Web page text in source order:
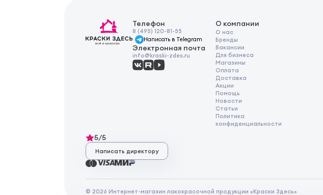
Телефон
8 (495) 120-81-55
Написать в Telegram
Электронная почта
info@kraski-zdes.ru
5/5
Написать директору
О компании
О нас
Бренды
Вакансии
Для бизнеса
Магазины
Оплата
Доставка
Акции
Помощь
Новости
Статьи
Политика
конфиденциальности
© 2026 Интернет-магазин лакокрасочной продукции «Краски Здесь»